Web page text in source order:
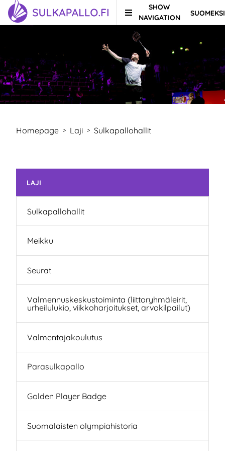
Skip to content
TO HOMEPAGE
SHOW
NAVIGATION
SUOMEKSI
Homepage > Laji > Sulkapallohallit
Skip subnavigation
LAJI
Sulkapallohallit
Meikku
Seurat
Valmennuskeskustoiminta (liittoryhmäleirit,
urheilulukio, viikkoharjoitukset, arvokilpailut)
Valmentajakoulutus
Parasulkapallo
Golden Player Badge
Suomalaisten olympiahistoria